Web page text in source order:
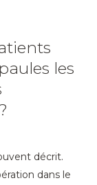
les
décrit.
dans le